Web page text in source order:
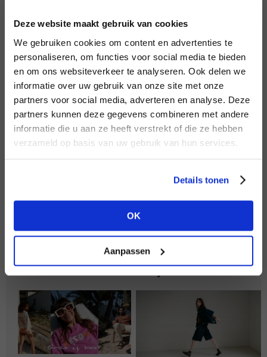
Deze website maakt gebruik van cookies
We gebruiken cookies om content en advertenties te
personaliseren, om functies voor social media te bieden
en om ons websiteverkeer te analyseren. Ook delen we
informatie over uw gebruik van onze site met onze
partners voor social media, adverteren en analyse. Deze
partners kunnen deze gegevens combineren met andere
informatie die u aan ze heeft verstrekt of die ze hebben
verzameld op basis van uw gebruik van hun services.
Details tonen
OK
Aanpassen
INLOGGEN
Wachtwoord
INLOGGEN
NOG GEEN ACCOUNT?
HEB JE NOG GEEN
ACCOUNT?
aan of bekijk de andere mogelijkheden.
BEKIJK ALLE OPTIES
MERK
Second female
Aaiko
MERK
MERK
Mos Mosh